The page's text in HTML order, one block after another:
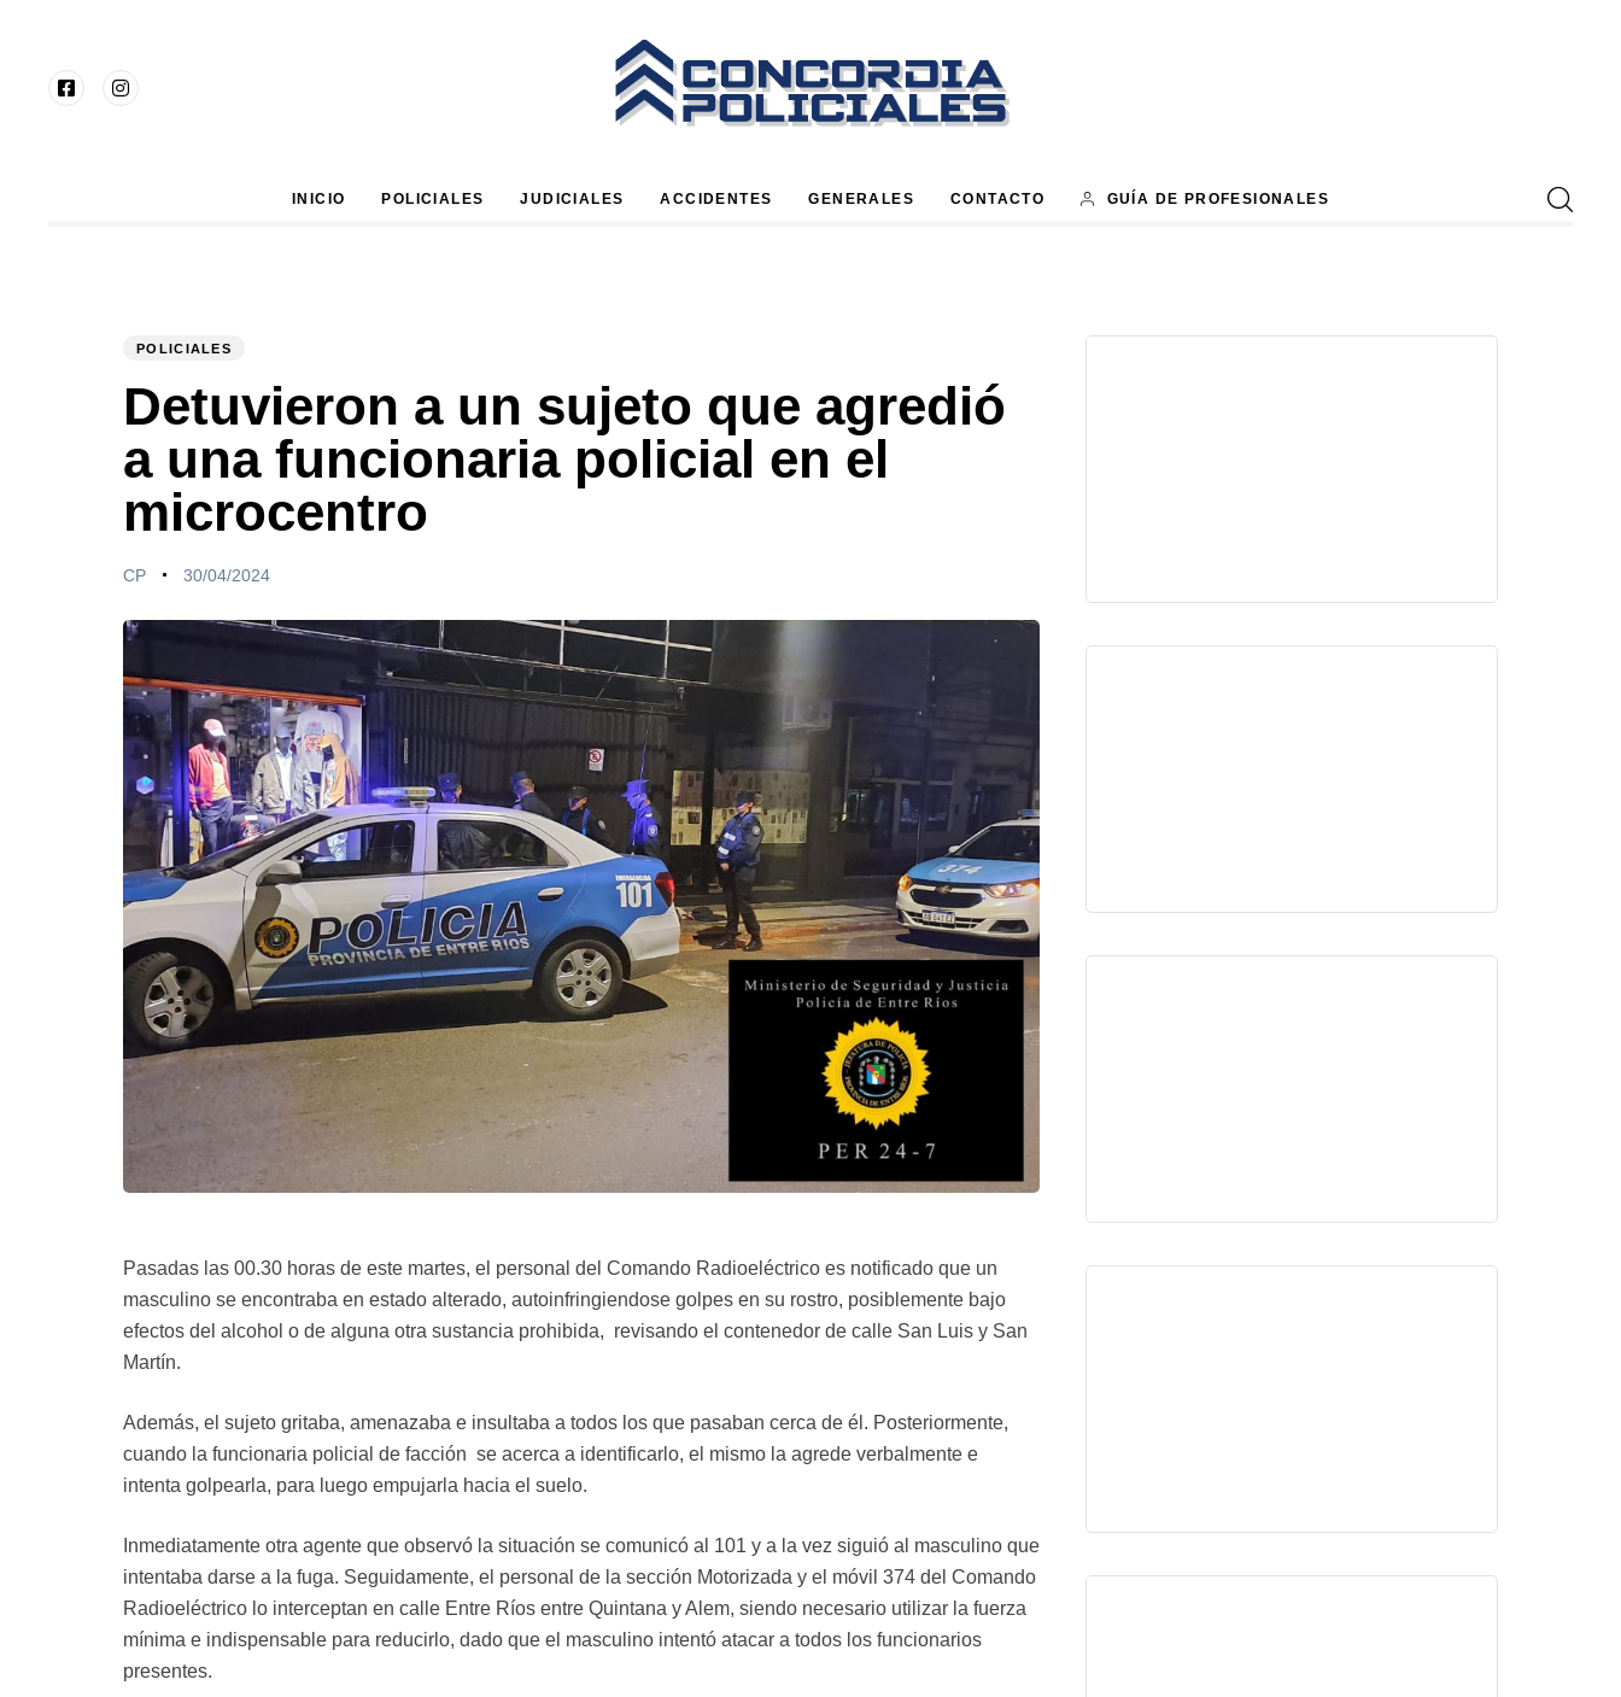
INICIO POLICIALES JUDICIALES ACCIDENTES GENERALES CONTACTO GUÍA DE PROFESIONALES
PUBLISHED
POLICIALES
Detuvieron a un sujeto que agredió
a una funcionaria policial en el
microcentro
Author
CP
Published
30/04/2024
Pasadas las 00.30 horas de este martes, el personal del Comando Radioeléctrico es notificado que un
masculino se encontraba en estado alterado, autoinfringiendose golpes en su rostro, posiblemente bajo
efectos del alcohol o de alguna otra sustancia prohibida, revisando el contenedor de calle San Luis y San
Martín.
Además, el sujeto gritaba, amenazaba e insultaba a todos los que pasaban cerca de él. Posteriormente,
cuando la funcionaria policial de facción se acerca a identificarlo, el mismo la agrede verbalmente e
intenta golpearla, para luego empujarla hacia el suelo.
Inmediatamente otra agente que observó la situación se comunicó al 101 y a la vez siguió al masculino que
intentaba darse a la fuga. Seguidamente, el personal de la sección Motorizada y el móvil 374 del Comando
Radioeléctrico lo interceptan en calle Entre Ríos entre Quintana y Alem, siendo necesario utilizar la fuerza
mínima e indispensable para reducirlo, dado que el masculino intentó atacar a todos los funcionarios
presentes.